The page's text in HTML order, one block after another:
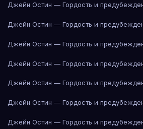
Джейн Остин — Гордость и
Джейн Остин — Гордость и
Джейн Остин — Гордость и
Джейн Остин — Гордость и
Джейн Остин — Гордость и
Джейн Остин — Гордость и
Джейн Остин — Гордость и